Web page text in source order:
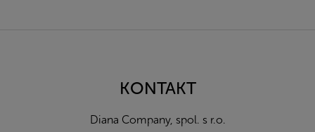
KONTAKT
Diana Company, spol. s r.o.